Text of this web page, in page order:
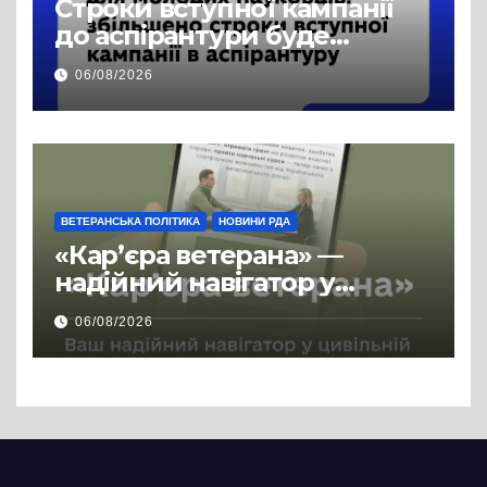
Строки вступної кампанії
до аспірантури буде
продовжено
06/08/2026
ВЕТЕРАНСЬКА ПОЛІТИКА НОВИНИ РДА
«Кар’єра ветерана» —
надійний навігатор у
цивільній професії
06/08/2026